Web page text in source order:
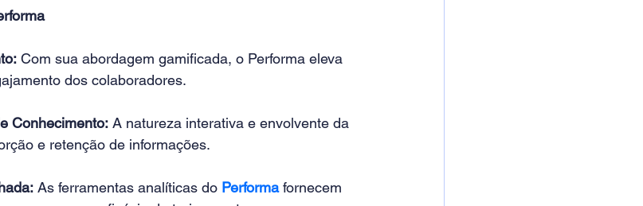
Com sua abordagem gamificada, o Performa eleva
dos colaboradores.
Conhecimento: A natureza interativa e envolvente da
e retenção de informações.
As ferramentas analíticas do Performa fornecem